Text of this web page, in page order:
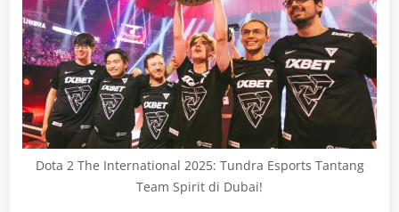
Dota 2 The International 2025: Tundra Esports Tantang
Team Spirit di Dubai!